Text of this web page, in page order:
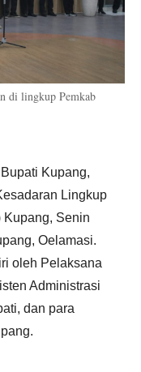
di lingkup Pemkab
Bupati Kupang,
Lingkup
Kupang, Senin
Oelamasi.
oleh Pelaksana
Administrasi
dan para